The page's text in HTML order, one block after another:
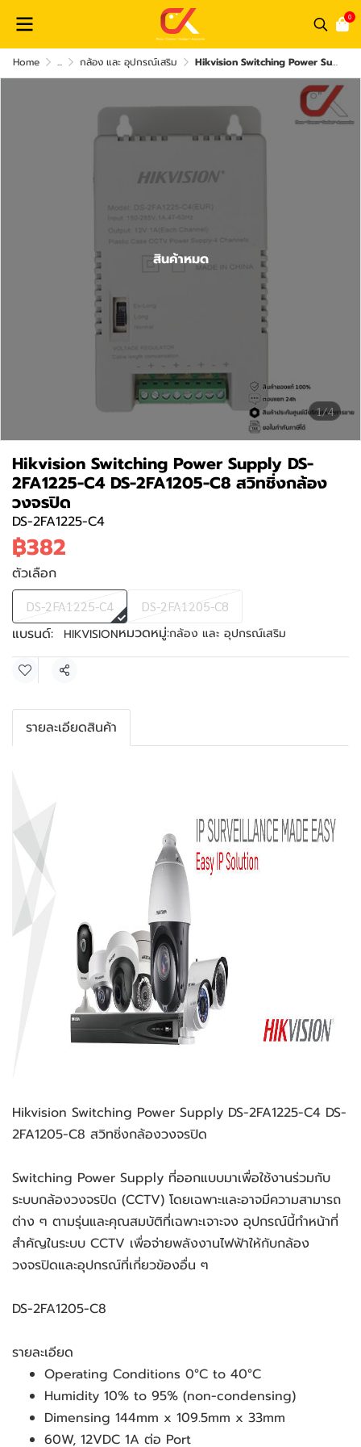
0
Home ... กล้อง และ อุปกรณ์เสริม Hikvision Switching Power Supply DS-2FA1225-C4 DS-2FA1205-C8 สวิทชิ่งกล้องวงจรปิด
1/4
สินค้าหมด
Hikvision Switching Power Supply DS-
2FA1225-C4 DS-2FA1205-C8 สวิทชิ่งกล้อง
วงจรปิด
DS-2FA1225-C4
฿382
ตัวเลือก
DS-2FA1225-C4 DS-2FA1205-C8
แบรนด์: HIKVISIONหมวดหมู่:กล้อง และ อุปกรณ์เสริม
แชร์
รายละเอียดสินค้า
Hikvision Switching Power Supply DS-2FA1225-C4 DS-
2FA1205-C8 สวิทชิ่งกล้องวงจรปิด
Switching Power Supply ที่ออกแบบมาเพื่อใช้งานร่วมกับ
ระบบกล้องวงจรปิด (CCTV) โดยเฉพาะและอาจมีความสามารถ
ต่าง ๆ ตามรุ่นและคุณสมบัติที่เฉพาะเจาะจง อุปกรณ์นี้ทำหน้าที่
สำคัญในระบบ CCTV เพื่อจ่ายพลังงานไฟฟ้าให้กับกล้อง
วงจรปิดและอุปกรณ์ที่เกี่ยวข้องอื่น ๆ
DS-2FA1205-C8
รายละเอียด
Operating Conditions 0°C to 40°C
Humidity 10% to 95% (non-condensing)
Dimensing 144mm x 109.5mm x 33mm
60W, 12VDC 1A ต่อ Port